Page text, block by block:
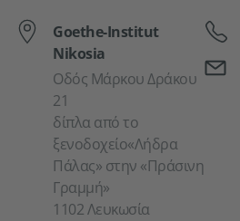
Goethe-Institut
Nikosia
Οδός Μάρκου Δράκου
21
δίπλα από το
ξενοδοχείο«Λήδρα
Πάλας» στην «Πράσινη
Γραμμή»
1102 Λευκωσία